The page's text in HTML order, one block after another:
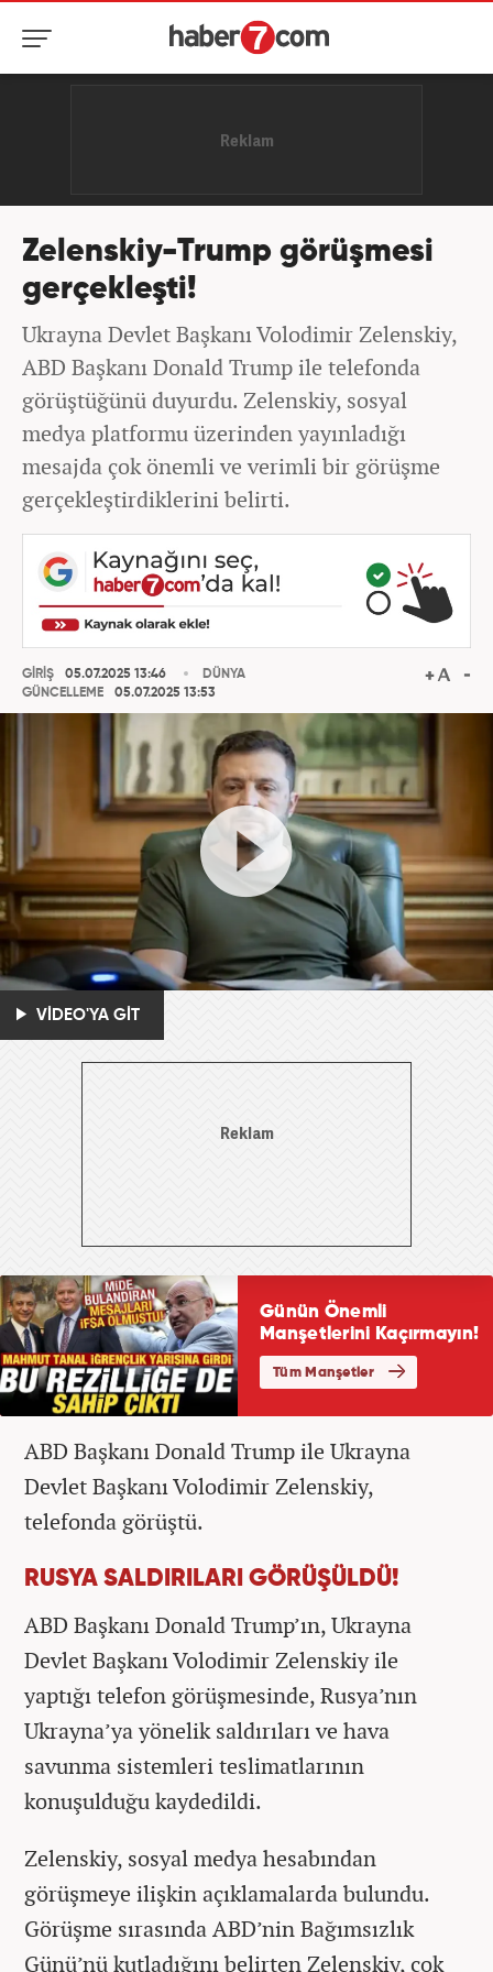
Zelenskiy-Trump görüşmesi
gerçekleşti!
Ukrayna Devlet Başkanı Volodimir Zelenskiy,
ABD Başkanı Donald Trump ile telefonda
görüştüğünü duyurdu. Zelenskiy, sosyal
medya platformu üzerinden yayınladığı
mesajda çok önemli ve verimli bir görüşme
gerçekleştirdiklerini belirti.
GİRİŞ
05.07.2025 13:46
GÜNCELLEME
05.07.2025 13:53
DÜNYA
VİDEO'YA GİT
ABD Başkanı Donald Trump ile Ukrayna
Devlet Başkanı Volodimir Zelenskiy,
telefonda görüştü.
RUSYA SALDIRILARI GÖRÜŞÜLDÜ!
ABD Başkanı Donald Trump’ın, Ukrayna
Devlet Başkanı Volodimir Zelenskiy ile
yaptığı telefon görüşmesinde, Rusya’nın
Ukrayna’ya yönelik saldırıları ve hava
savunma sistemleri teslimatlarının
konuşulduğu kaydedildi.
Zelenskiy, sosyal medya hesabından
görüşmeye ilişkin açıklamalarda bulundu.
Görüşme sırasında ABD’nin Bağımsızlık
Günü’nü kutladığını belirten Zelenskiy, çok